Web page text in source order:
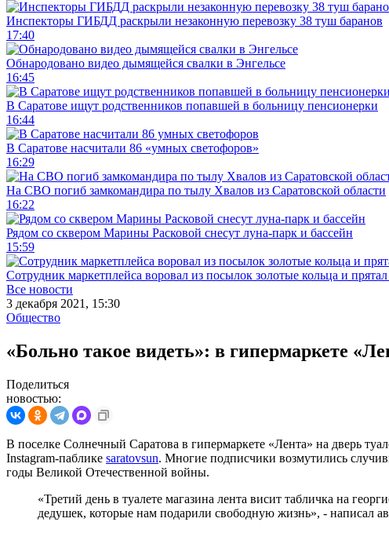
Инспекторы ГИБДД раскрыли незаконную перевозку 38 туш баранов
17:40
Обнародовано видео дымящейся свалки в Энгельсе
16:45
В Саратове ищут родственников попавшей в больницу пенсионерки
16:44
В Саратове насчитали 86 «умных светофоров»
16:29
На СВО погиб замкомандира по тылу Хвалов из Саратовской области
16:22
Рядом со сквером Марины Расковой снесут луна-парк и бассейн
15:59
Сотрудник маркетплейса воровал из посылок золотые кольца и
Все новости
3 декабря 2021, 15:30
Общество
«Больно такое видеть»: в гипермаркете
Поделиться
новостью:
В поселке Солнечный Саратова в гипермаркете «Лента» на дверь
Instagram-паблике saratovsun. Многие подписчики возмутились
годы Великой Отечественной войны.
«Третий день в туалете магазина лента висит табличка на
дедушек, которые нам подарили свободную жизнь», - написал